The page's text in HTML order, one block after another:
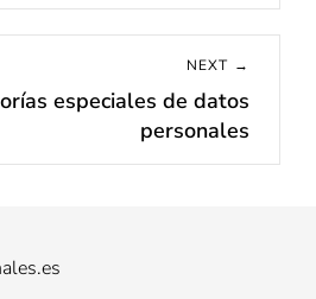
NEXT →
especiales de datos
personales